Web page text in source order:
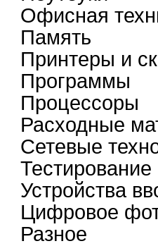
Офисная
Память
Принтеры и
Программы
Процессоры
Расходные
Сетевые
Тестирование
Устройства
Цифровое
Разное